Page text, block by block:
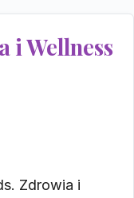
i Wellness
Zdrowia i